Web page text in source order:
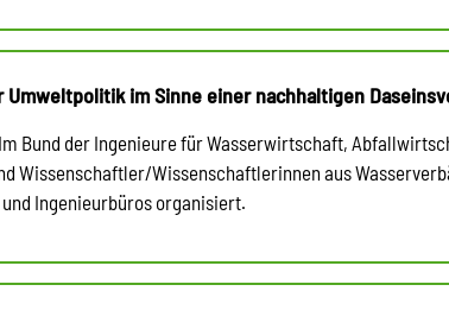
im Sinne einer nachhaltigen
Bund der Ingenieure für Wasserwirtschaft,
Wissenschaftler/Wissenschaftlerinnen aus
Ingenieurbüros organisiert.